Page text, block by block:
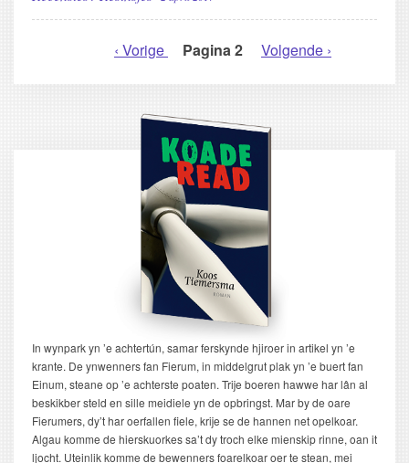
PAGINERINGVorige
‹ Vorige Pagina 2
Volgende
Volgende ›
In wynpark yn ’e achtertún, samar ferskynde hjiroer in artikel yn ’e
krante. De ynwenners fan Fierum, in middelgrut plak yn ’e buert fan
Einum, steane op ’e achterste poaten. Trije boeren hawwe har lân al
beskikber steld en sille meidiele yn de opbringst. Mar by de oare
Fierumers, dy’t har oerfallen fiele, krije se de hannen net opelkoar.
Algau komme de hierskuorkes sa’t dy troch elke mienskip rinne, oan it
ljocht. Uteinlik komme de bewenners foarelkoar oer te stean, mei